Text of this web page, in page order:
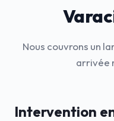
Nous couvrons un
arrivée
Intervention